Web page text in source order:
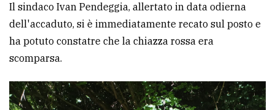
Il sindaco Ivan Pendeggia, allertato in data odierna
dell'accaduto, si è immediatamente recato sul posto e
ha potuto constatre che la chiazza rossa era
scomparsa.